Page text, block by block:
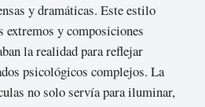
y dramáticas. Este estilo
y composiciones
la realidad para reflejar
psicológicos complejos. La
no solo servía para iluminar,